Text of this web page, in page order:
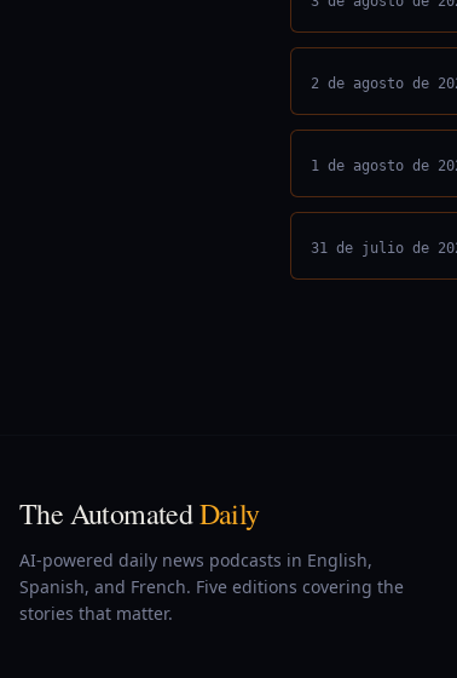
2 de agosto de
1 de agosto de
31 de julio de
The AutomatedDaily
AI-powered daily news podcasts in English,
Spanish, and French. Five editions covering the
stories that matter.